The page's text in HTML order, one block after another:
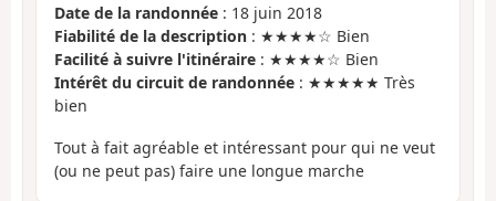
Date de la randonnée : 18 juin 2018
Fiabilité de la description : ★★★★☆ Bien
Facilité à suivre l'itinéraire : ★★★★☆ Bien
Intérêt du circuit de randonnée : ★★★★★ Très
bien
Tout à fait agréable et intéressant pour qui ne veut
(ou ne peut pas) faire une longue marche